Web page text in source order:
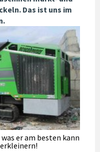
Das ist uns im
was er am besten kann